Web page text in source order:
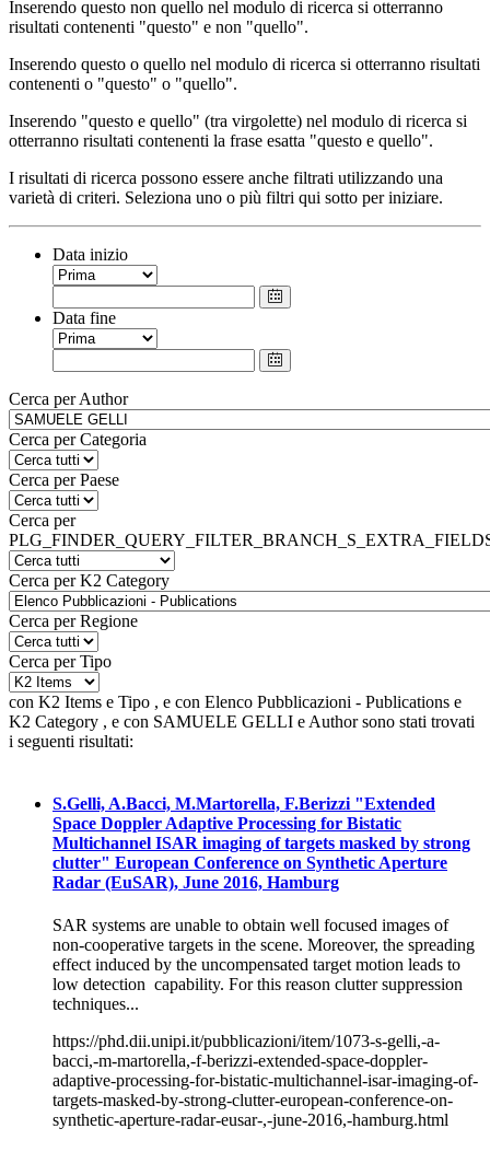
Inserendo questo non quello nel modulo di ricerca si otterranno
risultati contenenti "questo" e non "quello".
Inserendo questo o quello nel modulo di ricerca si otterranno risultati
contenenti o "questo" o "quello".
Inserendo "questo e quello" (tra virgolette) nel modulo di ricerca si
otterranno risultati contenenti la frase esatta "questo e quello".
I risultati di ricerca possono essere anche filtrati utilizzando una
varietà di criteri. Seleziona uno o più filtri qui sotto per iniziare.
Data inizio
Data fine
Cerca per Author
Cerca per Categoria
Cerca per Paese
Cerca per
Cerca per K2 Category
Cerca per Regione
Cerca per Tipo
con K2 Items e Tipo , e con Elenco Pubblicazioni - Publications e
K2 Category , e con SAMUELE GELLI e Author sono stati trovati
i seguenti risultati:
S.Gelli, A.Bacci, M.Martorella, F.Berizzi "Extended
Space Doppler Adaptive Processing for Bistatic
Multichannel ISAR imaging of targets masked by strong
clutter" European Conference on Synthetic Aperture
Radar (EuSAR), June 2016, Hamburg
SAR systems are unable to obtain well focused images of
non-cooperative targets in the scene. Moreover, the spreading
effect induced by the uncompensated target motion leads to
low detection capability. For this reason clutter suppression
techniques...
https://phd.dii.unipi.it/pubblicazioni/item/1073-s-gelli,-a-
bacci,-m-martorella,-f-berizzi-extended-space-doppler-
adaptive-processing-for-bistatic-multichannel-isar-imaging-of-
targets-masked-by-strong-clutter-european-conference-on-
synthetic-aperture-radar-eusar-,-june-2016,-hamburg.html